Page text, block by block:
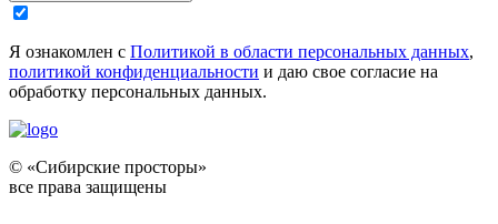
Я ознакомлен с Политикой в области персональных данных,
политикой конфиденциальности и даю свое согласие на
обработку персональных данных.
© «Сибирские просторы»
все права защищены